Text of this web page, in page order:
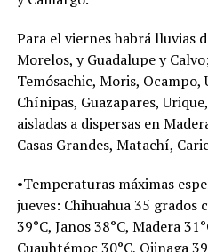
Para el viernes habrá lluvias
Morelos, y Guadalupe y
Temósachic, Moris, Ocampo,
Chínipas, Guazapares,
aisladas a dispersas en
Casas Grandes, Matachí,
•Temperaturas máximas
jueves: Chihuahua 35 grados
39°C, Janos 38°C, Madera
Cuauhtémoc 30°C, Ojinaga